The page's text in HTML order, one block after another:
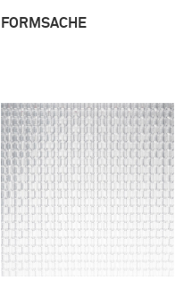
FORMSACHE